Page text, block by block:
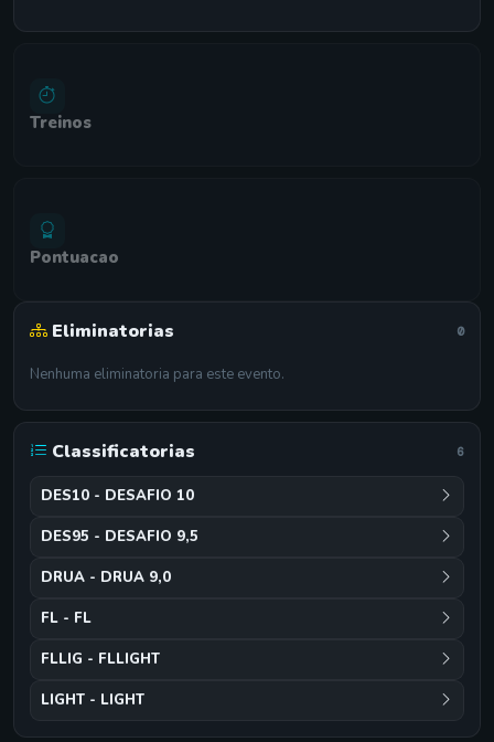
Treinos
Pontuacao
Eliminatorias 0
Nenhuma eliminatoria para este evento.
Classificatorias 6
DES10 - DESAFIO 10
DES95 - DESAFIO 9,5
DRUA - DRUA 9,0
FL - FL
FLLIG - FLLIGHT
LIGHT - LIGHT